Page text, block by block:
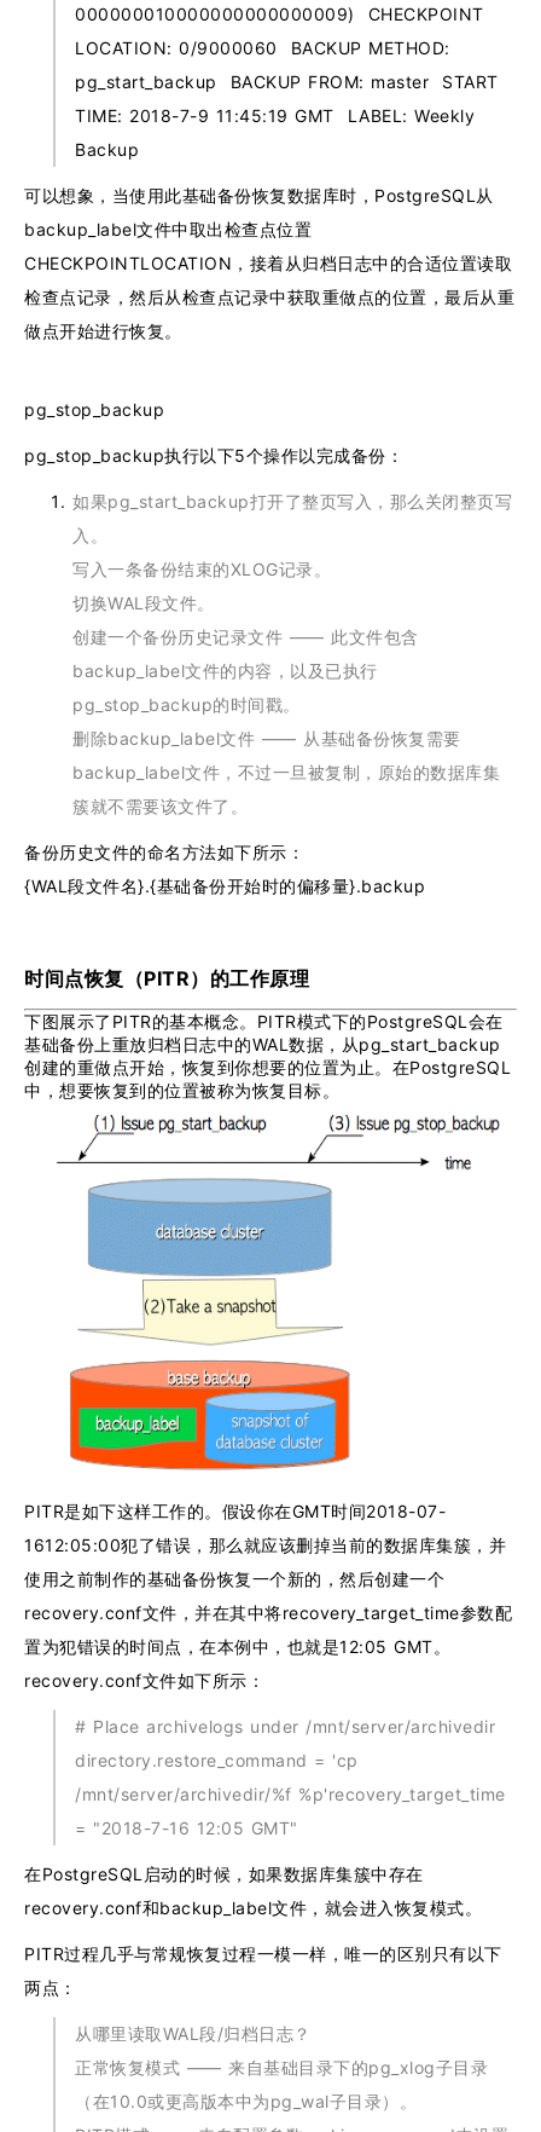
000000010000000000000009) CHECKPOINT
LOCATION: 0/9000060 BACKUP METHOD:
pg_start_backup BACKUP FROM: master START
TIME: 2018-7-9 11:45:19 GMT LABEL: Weekly
Backup
可以想象，当使用此基础备份恢复数据库时，PostgreSQL从
backup_label文件中取出检查点位置
CHECKPOINTLOCATION，接着从归档日志中的合适位置读取
检查点记录，然后从检查点记录中获取重做点的位置，最后从重
做点开始进行恢复。
pg_stop_backup
pg_stop_backup执行以下5个操作以完成备份：
如果pg_start_backup打开了整页写入，那么关闭整页写
入。
写入一条备份结束的XLOG记录。
切换WAL段文件。
创建一个备份历史记录文件 —— 此文件包含
backup_label文件的内容，以及已执行
pg_stop_backup的时间戳。
删除backup_label文件 —— 从基础备份恢复需要
backup_label文件，不过一旦被复制，原始的数据库集
簇就不需要该文件了。
备份历史文件的命名方法如下所示：
{WAL段文件名}.{基础备份开始时的偏移量}.backup
时间点恢复（PITR）的工作原理
下图展示了PITR的基本概念。PITR模式下的PostgreSQL会在
基础备份上重放归档日志中的WAL数据，从pg_start_backup
创建的重做点开始，恢复到你想要的位置为止。在PostgreSQL
中，想要恢复到的位置被称为恢复目标。
PITR是如下这样工作的。假设你在GMT时间2018-07-
1612:05:00犯了错误，那么就应该删掉当前的数据库集簇，并
使用之前制作的基础备份恢复一个新的，然后创建一个
recovery.conf文件，并在其中将recovery_target_time参数配
置为犯错误的时间点，在本例中，也就是12:05 GMT。
recovery.conf文件如下所示：
# Place archivelogs under /mnt/server/archivedir
directory.restore_command = 'cp
/mnt/server/archivedir/%f %p'recovery_target_time
= "2018-7-16 12:05 GMT"
在PostgreSQL启动的时候，如果数据库集簇中存在
recovery.conf和backup_label文件，就会进入恢复模式。
PITR过程几乎与常规恢复过程一模一样，唯一的区别只有以下
两点：
从哪里读取WAL段/归档日志？
正常恢复模式 —— 来自基础目录下的pg_xlog子目录
（在10.0或更高版本中为pg_wal子目录）。